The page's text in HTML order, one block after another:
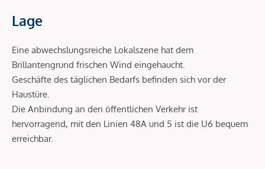
Lage
Eine abwechslungsreiche Lokalszene hat dem
Brillantengrund frischen Wind eingehaucht.
Geschäfte des täglichen Bedarfs befinden sich vor der
Haustüre.
Die Anbindung an den öffentlichen Verkehr ist
hervorragend, mit den Linien 48A und 5 ist die U6 bequem
erreichbar.